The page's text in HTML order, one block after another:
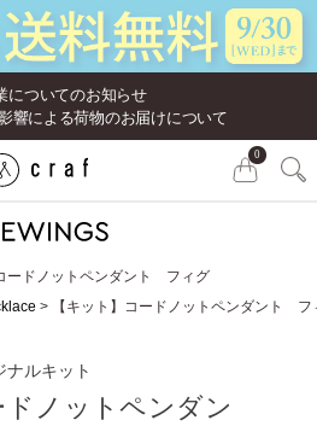
についてのお知らせ
響による荷物のお届けについて
0
ードノットペンダント フィグ
【キット】コードノットペンダント フ
ルキット
ドノットペンダン